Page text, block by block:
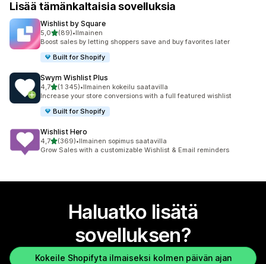
Lisää tämänkaltaisia sovelluksia
Wishlist by Square
5,0/ 5 tähteä
(89)
89 arvostelua yhteensä
•Ilmainen
Boost sales by letting shoppers save and buy favorites later
Built for Shopify
Swym Wishlist Plus
4,7/ 5 tähteä
(1 345)
1345 arvostelua yhteensä
•Ilmainen kokeilu saatavilla
Increase your store conversions with a full featured wishlist
Built for Shopify
Wishlist Hero
4,7/ 5 tähteä
(369)
369 arvostelua yhteensä
•Ilmainen sopimus saatavilla
Grow Sales with a customizable Wishlist & Email reminders
Haluatko lisätä
sovelluksen?
Kokeile Shopifyta ilmaiseksi kolmen päivän ajan